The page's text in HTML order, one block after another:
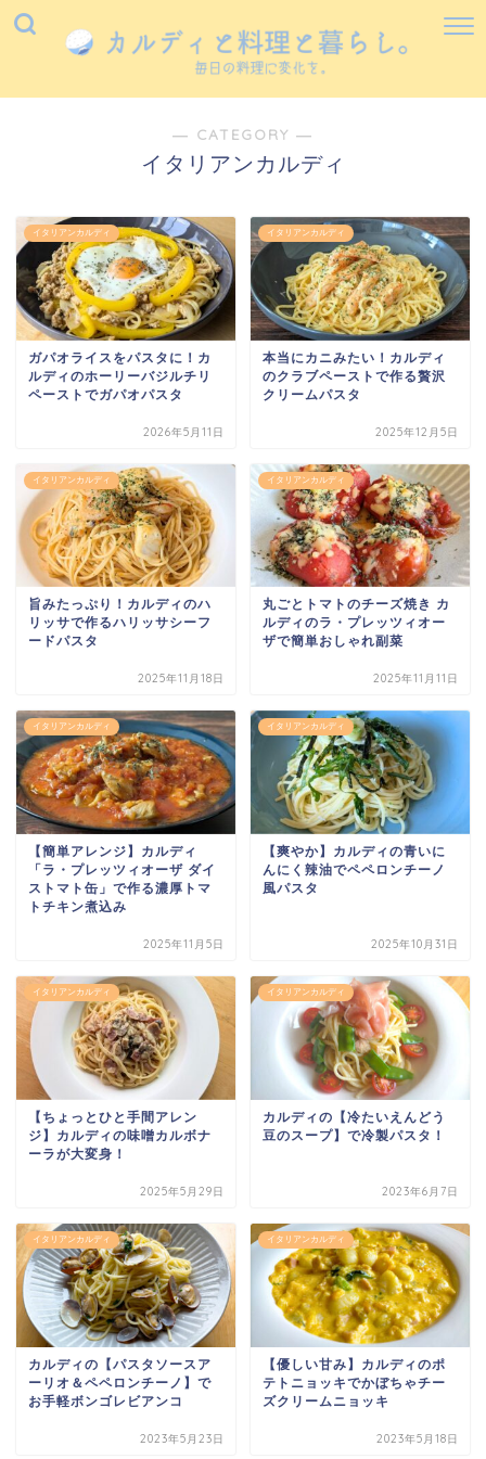
― CATEGORY ―
イタリアンカルディ
イタリアンカルディ
ガパオライスをパスタに！カ
ルディのホーリーバジルチリ
ペーストでガパオパスタ
2026年5月11日
イタリアンカルディ
本当にカニみたい！カルディ
のクラブペーストで作る贅沢
クリームパスタ
2025年12月5日
イタリアンカルディ
旨みたっぷり！カルディのハ
リッサで作るハリッサシーフ
ードパスタ
2025年11月18日
イタリアンカルディ
丸ごとトマトのチーズ焼き カ
ルディのラ・プレッツィオー
ザで簡単おしゃれ副菜
2025年11月11日
イタリアンカルディ
【簡単アレンジ】カルディ
「ラ・プレッツィオーザ ダイ
ストマト缶」で作る濃厚トマ
トチキン煮込み
2025年11月5日
イタリアンカルディ
【爽やか】カルディの青いに
んにく辣油でペペロンチーノ
風パスタ
2025年10月31日
イタリアンカルディ
【ちょっとひと手間アレン
ジ】カルディの味噌カルボナ
ーラが大変身！
2025年5月29日
イタリアンカルディ
カルディの【冷たいえんどう
豆のスープ】で冷製パスタ！
2023年6月7日
イタリアンカルディ
カルディの【パスタソースア
ーリオ＆ペペロンチーノ】で
お手軽ボンゴレビアンコ
2023年5月23日
イタリアンカルディ
【優しい甘み】カルディのポ
テトニョッキでかぼちゃチー
ズクリームニョッキ
2023年5月18日